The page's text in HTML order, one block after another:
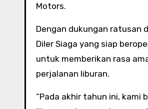
Motors.
Dengan dukungan ratusan
Diler Siaga yang siap
untuk memberikan rasa
perjalanan liburan.
“Pada akhir tahun ini,